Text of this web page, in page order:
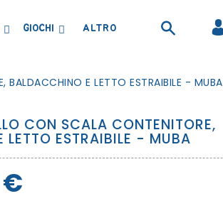
GIOCHI
E LETTO ESTRAIBILE - MUBA
CON SCALA CONTENITORE,
LETTO ESTRAIBILE - MUBA